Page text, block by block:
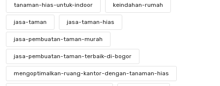
tanaman-hias-untuk-indoor keindahan-rumah
jasa-taman jasa-taman-hias
jasa-pembuatan-taman-murah
jasa-pembuatan-taman-terbaik-di-bogor
mengoptimalkan-ruang-kantor-dengan-tanaman-hias